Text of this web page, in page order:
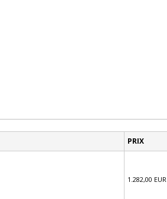
PRIX
1.282,00 EUR